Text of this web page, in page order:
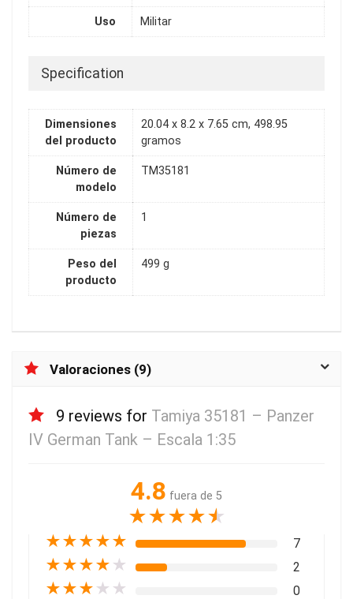
Uso Militar
Specification
Dimensiones
del producto
20.04 x 8.2 x 7.65 cm, 498.95
gramos
Número de
modelo
TM35181
Número de
piezas
1
Peso del
producto
499 g
Valoraciones (9)
9 reviews for Tamiya 35181 – Panzer
IV German Tank – Escala 1:35
4.8 fuera de 5
★★★★★
★★★★★ 7
★★★★ ★ 2
★★★ ★ ★ 0